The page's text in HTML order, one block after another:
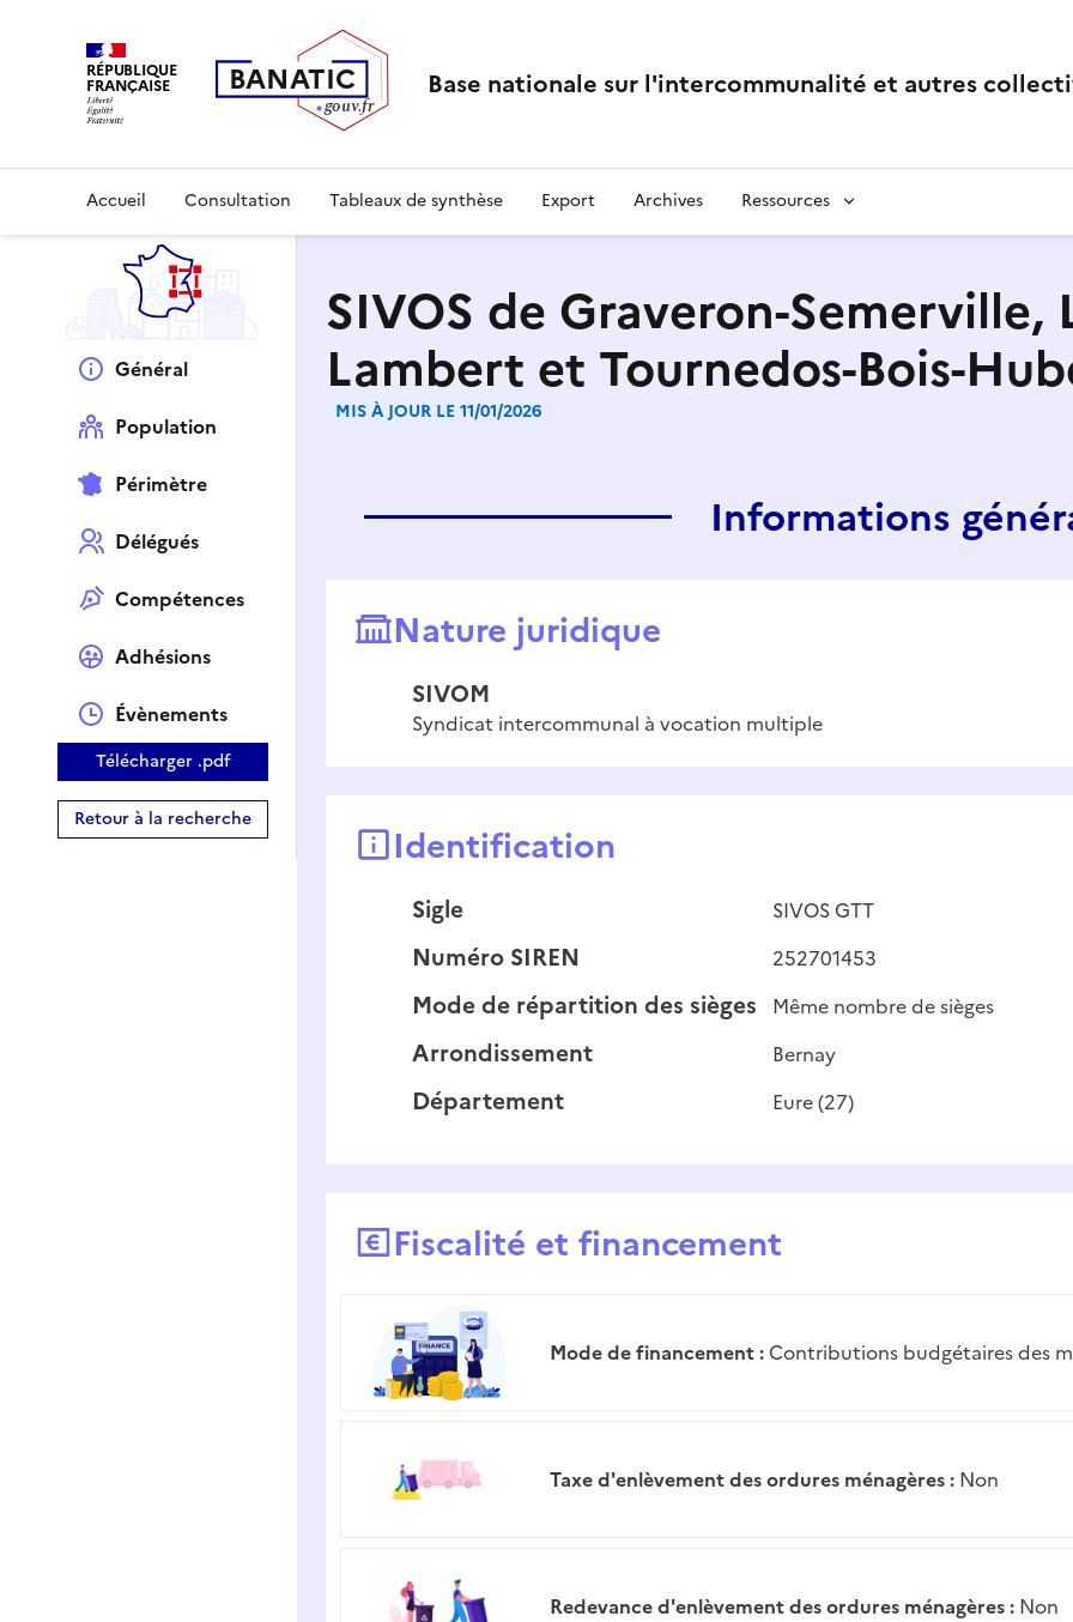
RÉPUBLIQUE
FRANÇAISE BANATIC
gouv.fr
Base nationale sur l'intercommunalité et autres
Accueil Consultation Tableaux de synthèse Export Archives Ressources
Général
Population
Périmètre
Délégués
Compétences
Adhésions
Évènements
Télécharger .pdf
Retour à la recherche
SIVOS de Graveron-Semerville,
Lambert et Tournedos-Bois-
MIS À JOUR LE 11/01/2026
Informations
Nature juridique
SIVOM
Syndicat intercommunal à vocation multiple
Identification
Sigle SIVOS GTT
Numéro SIREN 252701453
Mode de répartition des sièges Même nombre de sièges
Arrondissement Bernay
Département Eure(27)
Fiscalité et financement
Mode de financement : Contributions budgétaires des
Taxe d'enlèvement des ordures ménagères : Non
Redevance d'enlèvement des ordures ménagères : Non